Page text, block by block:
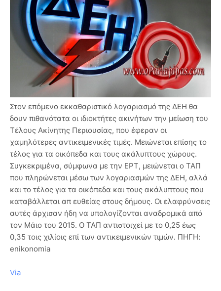
Στον επόμενο εκκαθαριστικό λογαριασμό της ΔΕΗ θα
δουν πιθανότατα οι ιδιοκτήτες ακινήτων την μείωση του
Τέλους Ακίνητης Περιουσίας, που έφεραν οι
χαμηλότερες αντικειμενικές τιμές. Μειώνεται επίσης το
τέλος για τα οικόπεδα και τους ακάλυπτους χώρους.
Συγκεκριμένα, σύμφωνα με την ΕΡΤ, μειώνεται ο ΤΑΠ
που πληρώνεται μέσω των λογαριασμών της ΔΕΗ, αλλά
και το τέλος για τα οικόπεδα και τους ακάλυπτους που
καταβάλλεται απ ευθείας στους δήμους. Οι ελαφρύνσεις
αυτές άρχισαν ήδη να υπολογίζονται αναδρομικά από
τον Μάιο του 2015. Ο ΤΑΠ αντιστοιχεί με το 0,25 έως
0,35 τοις χιλίοις επί των αντικειμενικών τιμών. ΠΗΓΗ:
enikonomia
Via